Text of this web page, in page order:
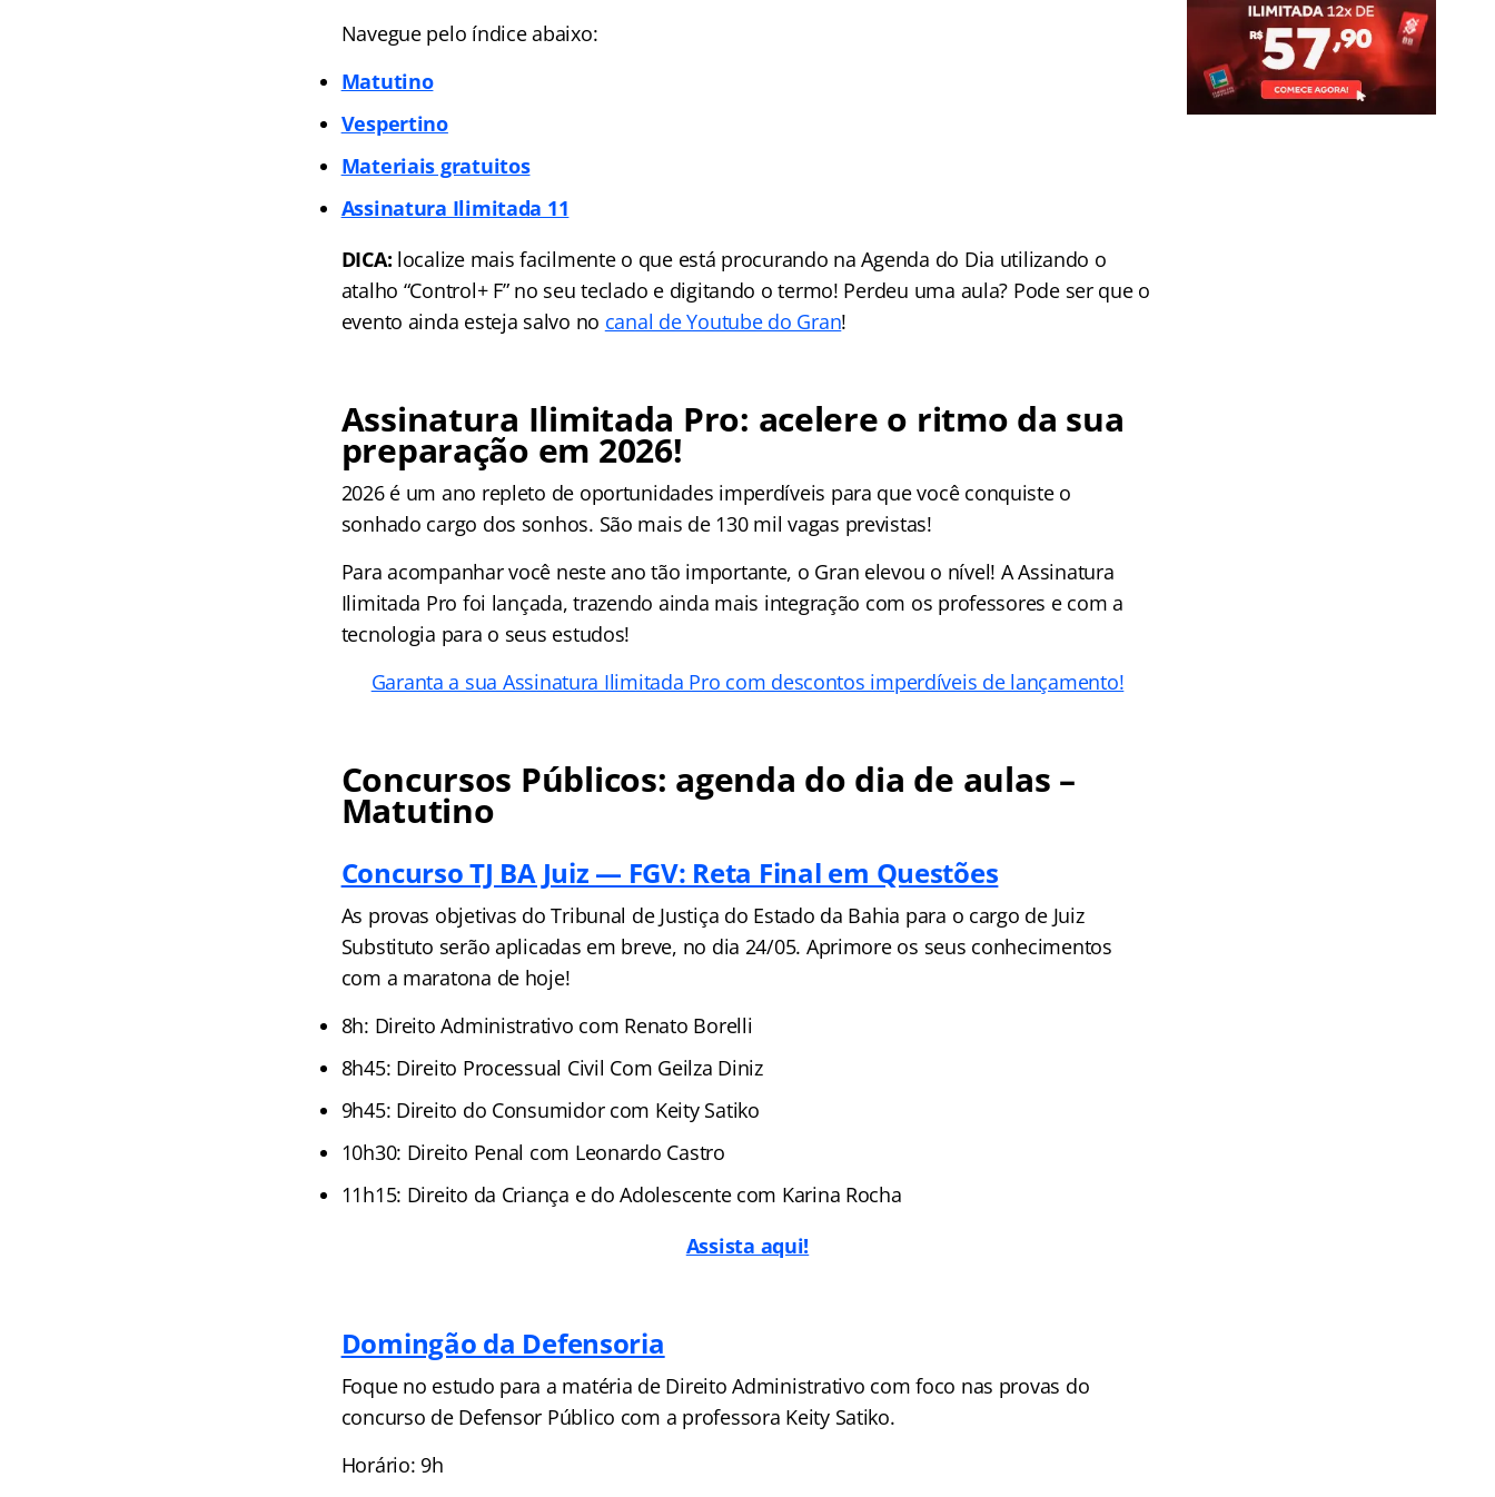
Navegue pelo índice abaixo:
Matutino
Vespertino
Materiais gratuitos
Assinatura Ilimitada 11
DICA: localize mais facilmente o que está procurando na Agenda do Dia utilizando o
atalho “Control+ F” no seu teclado e digitando o termo! Perdeu uma aula? Pode ser que o
evento ainda esteja salvo no canal de Youtube do Gran!
Assinatura Ilimitada Pro: acelere o ritmo da sua
preparação em 2026!
2026 é um ano repleto de oportunidades imperdíveis para que você conquiste o
sonhado cargo dos sonhos. São mais de 130 mil vagas previstas!
Para acompanhar você neste ano tão importante, o Gran elevou o nível! A Assinatura
Ilimitada Pro foi lançada, trazendo ainda mais integração com os professores e com a
tecnologia para o seus estudos!
Garanta a sua Assinatura Ilimitada Pro com descontos imperdíveis de lançamento!
Concursos Públicos: agenda do dia de aulas –
Matutino
Concurso TJ BA Juiz — FGV: Reta Final em Questões
As provas objetivas do Tribunal de Justiça do Estado da Bahia para o cargo de Juiz
Substituto serão aplicadas em breve, no dia 24/05. Aprimore os seus conhecimentos
com a maratona de hoje!
8h: Direito Administrativo com Renato Borelli
8h45: Direito Processual Civil Com Geilza Diniz
9h45: Direito do Consumidor com Keity Satiko
10h30: Direito Penal com Leonardo Castro
11h15: Direito da Criança e do Adolescente com Karina Rocha
Assista aqui!
Domingão da Defensoria
Foque no estudo para a matéria de Direito Administrativo com foco nas provas do
concurso de Defensor Público com a professora Keity Satiko.
Horário: 9h